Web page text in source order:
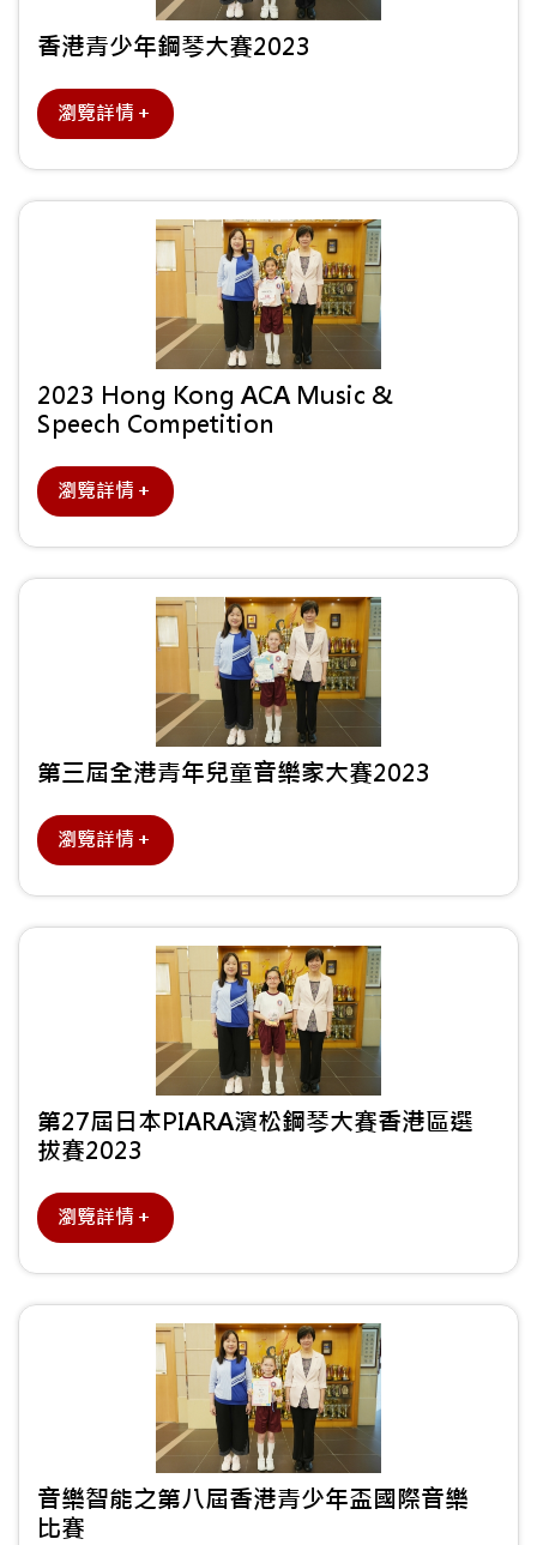
香港青少年鋼琴大賽2023
瀏覽詳情＋
2023 Hong Kong ACA Music &
Speech Competition
瀏覽詳情＋
第三屆全港青年兒童音樂家大賽2023
瀏覽詳情＋
第27屆日本PIARA濱松鋼琴大賽香港區選
拔賽2023
瀏覽詳情＋
音樂智能之第八屆香港青少年盃國際音樂
比賽